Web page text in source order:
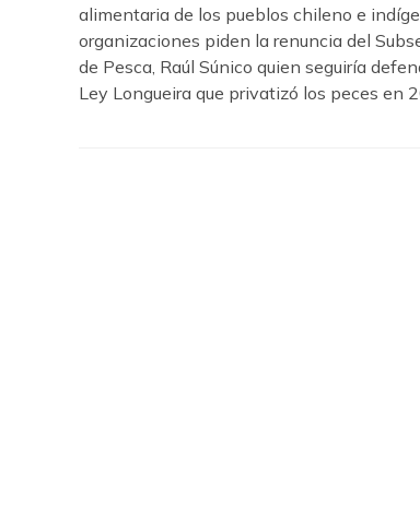
alimentaria de los pueblos chileno e
organizaciones piden la renuncia del
de Pesca, Raúl Súnico quien seguiría
Ley Longueira que privatizó los peces en